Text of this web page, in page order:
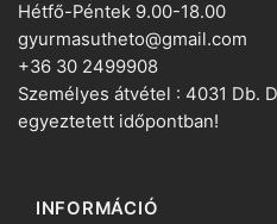
Hétfő-Péntek 9.00-18.00
gyurmasutheto@gmail.com
+36 30 2499908
Személyes átvétel : 4031 Db.
egyeztetett időpontban!
INFORMÁCIÓ